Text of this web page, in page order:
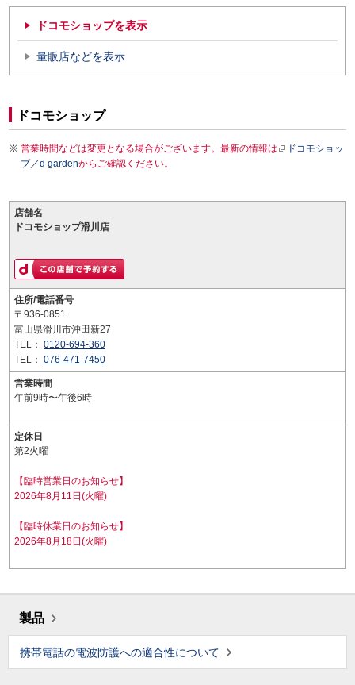
ドコモショップを表示
量販店などを表示
ドコモショップ
営業時間などは変更となる場合がございます。最新の情報は
ドコモショッ
プ／d gardenからご確認ください。
店舗名
ドコモショップ滑川店
住所/電話番号
〒936-0851
富山県滑川市沖田新27
TEL： 0120-694-360
TEL： 076-471-7450
営業時間
午前9時〜午後6時
定休日
第2火曜
【臨時営業日のお知らせ】
2026年8月11日(火曜)
【臨時休業日のお知らせ】
2026年8月18日(火曜)
製品
携帯電話の電波防護への適合性について